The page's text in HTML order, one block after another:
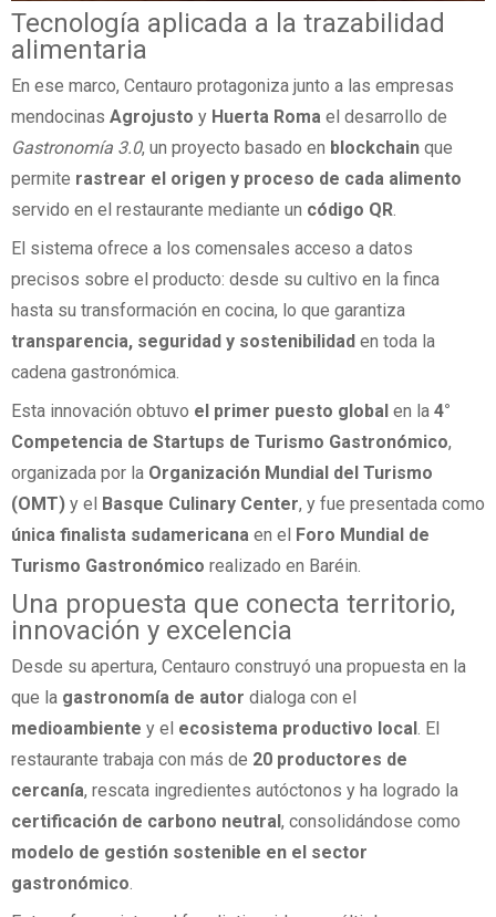
Tecnología aplicada a la trazabilidad
alimentaria
En ese marco, Centauro protagoniza junto a las empresas
mendocinas Agrojusto y Huerta Roma el desarrollo de
Gastronomía 3.0, un proyecto basado en blockchain que
permite rastrear el origen y proceso de cada alimento
servido en el restaurante mediante un código QR.
El sistema ofrece a los comensales acceso a datos
precisos sobre el producto: desde su cultivo en la finca
hasta su transformación en cocina, lo que garantiza
transparencia, seguridad y sostenibilidad en toda la
cadena gastronómica.
Esta innovación obtuvo el primer puesto global en la 4°
Competencia de Startups de Turismo Gastronómico,
organizada por la Organización Mundial del Turismo
(OMT) y el Basque Culinary Center, y fue presentada como
única finalista sudamericana en el
Foro Mundial de
Turismo Gastronómico realizado en Baréin.
Una propuesta que conecta territorio,
innovación y excelencia
Desde su apertura, Centauro construyó una propuesta en la
que la gastronomía de autor dialoga con el
medioambiente y el ecosistema productivo local. El
restaurante trabaja con más de 20 productores de
cercanía, rescata ingredientes autóctonos y ha logrado la
certificación de carbono neutral, consolidándose como
modelo de gestión sostenible en el sector
gastronómico.